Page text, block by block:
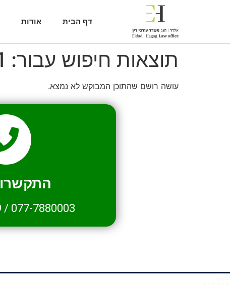
דף הבית אודות
תוצאות חיפוש עבור:
עושה רושם שהתוכן המבוקש לא נמצא.
התקשרו
077-7880003
/